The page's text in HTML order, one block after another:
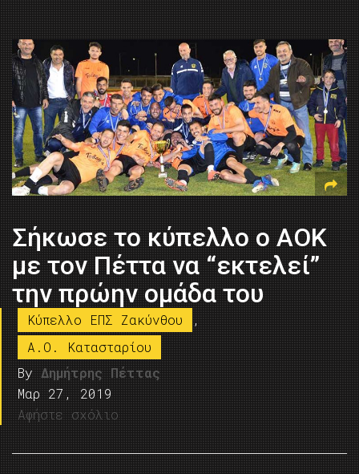
Σήκωσε το κύπελλο ο ΑΟΚ
με τον Πέττα να “εκτελεί”
την πρώην ομάδα του
Κύπελλο ΕΠΣ Ζακύνθου
,
A.O. Kατασταρίου
By Δημήτρης Πέττας
Μαρ 27, 2019
Αφήστε σχόλιο